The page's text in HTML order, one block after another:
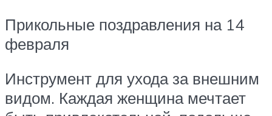
Прикольные поздравления на 14
февраля
Инструмент для ухода за внешним
видом. Каждая женщина мечтает